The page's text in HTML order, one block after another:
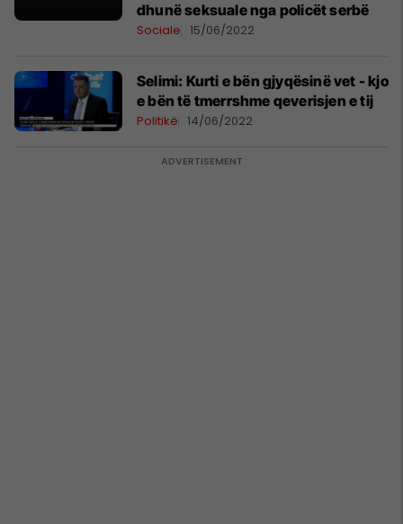
dhunë seksuale nga policët serbë
Sociale 15/06/2022
Selimi: Kurti e bën gjyqësinë vet - kjo
e bën të tmerrshme qeverisjen e tij
Politikë 14/06/2022